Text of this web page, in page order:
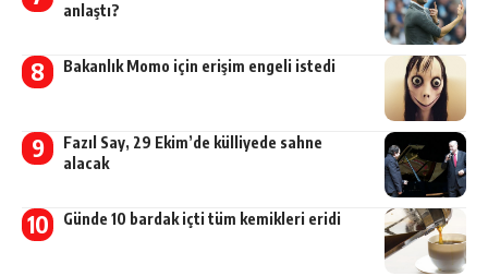
anlaştı?
Bakanlık Momo için erişim engeli istedi
Fazıl Say, 29 Ekim’de külliyede sahne
alacak
Günde 10 bardak içti tüm kemikleri eridi